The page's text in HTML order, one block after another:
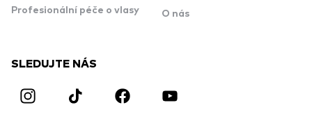
Profesionální péče o vlasy O nás
SLEDUJTE NÁS